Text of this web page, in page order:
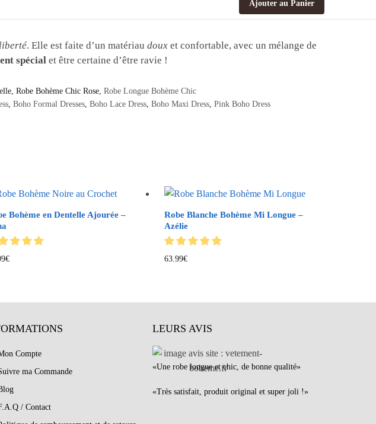
Ajouter au Panier
. Elle est faite d’un matériaudoux et confortable, avec un mélange de
spécial et être certaine d’être ravie !
, Robe Bohème Chic Rose, Robe Longue Bohème Chic
, Boho Formal Dresses, Boho Lace Dress, Boho Maxi Dress, Pink Boho Dress
Bohème en Dentelle Ajourée –
€
Robe Blanche Bohème Mi Longue –
Azélie
63.99€
Compte
ma Commande
/ Contact
LEURS AVIS
«Une robe longue et chic, de bonne qualité»
«Très satisfait, produit original et super joli !»